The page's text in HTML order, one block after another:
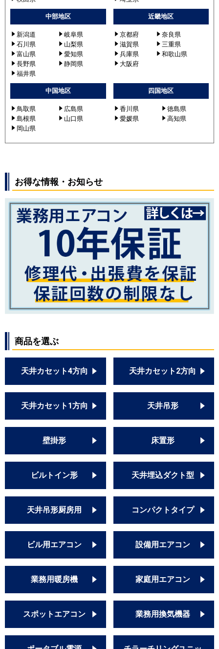
中部地区
新潟道
岐阜県
石川県
山梨県
富山県
愛知県
長野県
静岡県
福井県
近畿地区
京都府
奈良県
滋賀県
三重県
兵庫県
和歌山県
大阪府
中国地区
鳥取県
広島県
島根県
山口県
岡山県
四国地区
香川県
徳島県
愛媛県
高知県
お得な情報・お知らせ
商品を選ぶ
天井カセット4方向 天井カセット2方向
天井カセット1方向 天井吊形
壁掛形 床置形
ビルトイン形 天井埋込ダクト型
天井吊形厨房用 コンパクトタイプ
ビル用エアコン 設備用エアコン
業務用暖房機 家庭用エアコン
スポットエアコン 業務用換気機器